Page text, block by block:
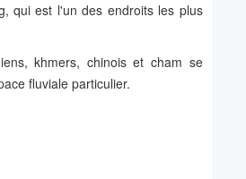
qui est l'un des endroits les plus
khmers, chinois et cham se
fluviale particulier.